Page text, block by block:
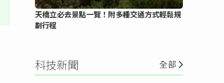
天橋立必去景點一覽！附多種交通方式輕鬆規
劃行程
科技新聞 全部